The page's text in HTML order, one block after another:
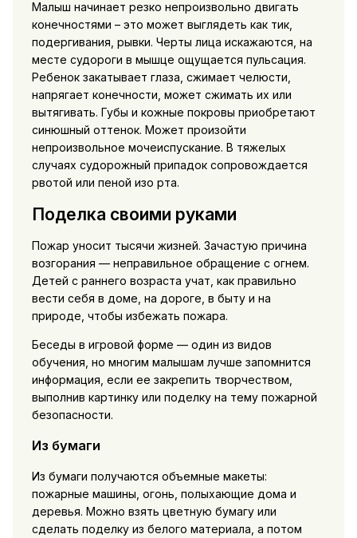
Малыш начинает резко непроизвольно двигать
конечностями – это может выглядеть как тик,
подергивания, рывки. Черты лица искажаются, на
месте судороги в мышце ощущается пульсация.
Ребенок закатывает глаза, сжимает челюсти,
напрягает конечности, может сжимать их или
вытягивать. Губы и кожные покровы приобретают
синюшный оттенок. Может произойти
непроизвольное мочеиспускание. В тяжелых
случаях судорожный припадок сопровождается
рвотой или пеной изо рта.
Поделка своими руками
Пожар уносит тысячи жизней. Зачастую причина
возгорания — неправильное обращение с огнем.
Детей с раннего возраста учат, как правильно
вести себя в доме, на дороге, в быту и на
природе, чтобы избежать пожара.
Беседы в игровой форме — один из видов
обучения, но многим малышам лучше запомнится
информация, если ее закрепить творчеством,
выполнив картинку или поделку на тему пожарной
безопасности.
Из бумаги
Из бумаги получаются объемные макеты:
пожарные машины, огонь, полыхающие дома и
деревья. Можно взять цветную бумагу или
сделать поделку из белого материала, а потом